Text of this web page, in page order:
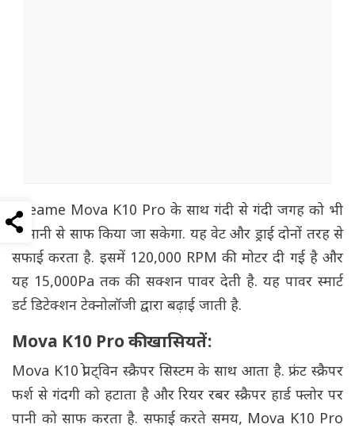
Dreame Mova K10 Pro के साथ गंदी से गंदी जगह को भी
आसानी से साफ किया जा सकेगा. यह वेट और ड्राई दोनों तरह से
सफाई करता है. इसमें 120,000 RPM की मोटर दी गई है और
यह 15,000Pa तक की सक्शन पावर देती है. यह पावर स्मार्ट
डर्ट डिटेक्शन टेक्नोलॉजी द्वारा बढ़ाई जाती है.
Mova K10 Pro की खासियतें:
Mova K10 प्रो ट्विन स्क्रैपर सिस्टम के साथ आता है. फ्रंट स्क्रैपर
फर्श से गंदगी को हटाता है और रियर रबर स्क्रैपर हार्ड फ्लोर पर
पानी को साफ करता है. सफाई करते समय, Mova K10 Pro